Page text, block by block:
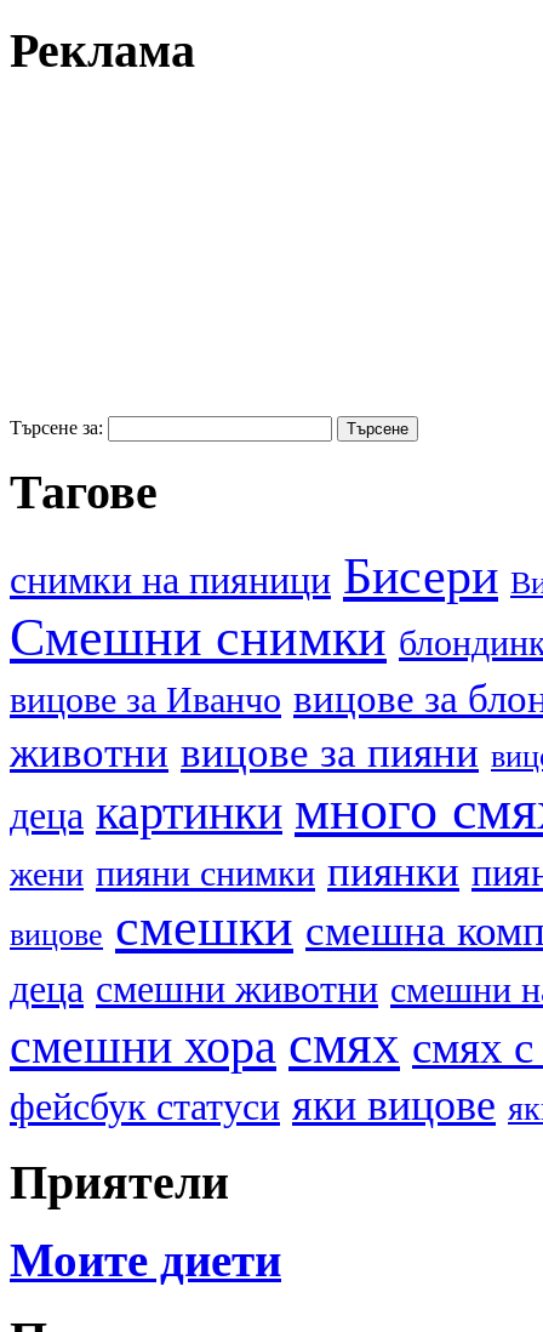
Реклама
Търсене за:
Тагове
cнимки на пияници Бисери
Смешни снимки
вицове за Иванчо вицове за
животни вицове за пияни
деца картинки много
жени пияни снимки пиянки
вицове смешки смешна
деца смешни животни смешни
смешни хора смях смях
фейсбук статуси яки вицове
Приятели
Моите диети